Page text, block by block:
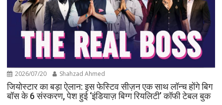
2026/07/20 Shahzad Ahmed
जियोस्टार का बड़ा ऐलान: इस फेस्टिव सीज़न एक साथ लॉन्च होंगे बिग
बॉस के 6 संस्करण, पेश हुई ‘इंडियाज़ बिग्ग रियलिटी’ कॉफी टेबल बुक